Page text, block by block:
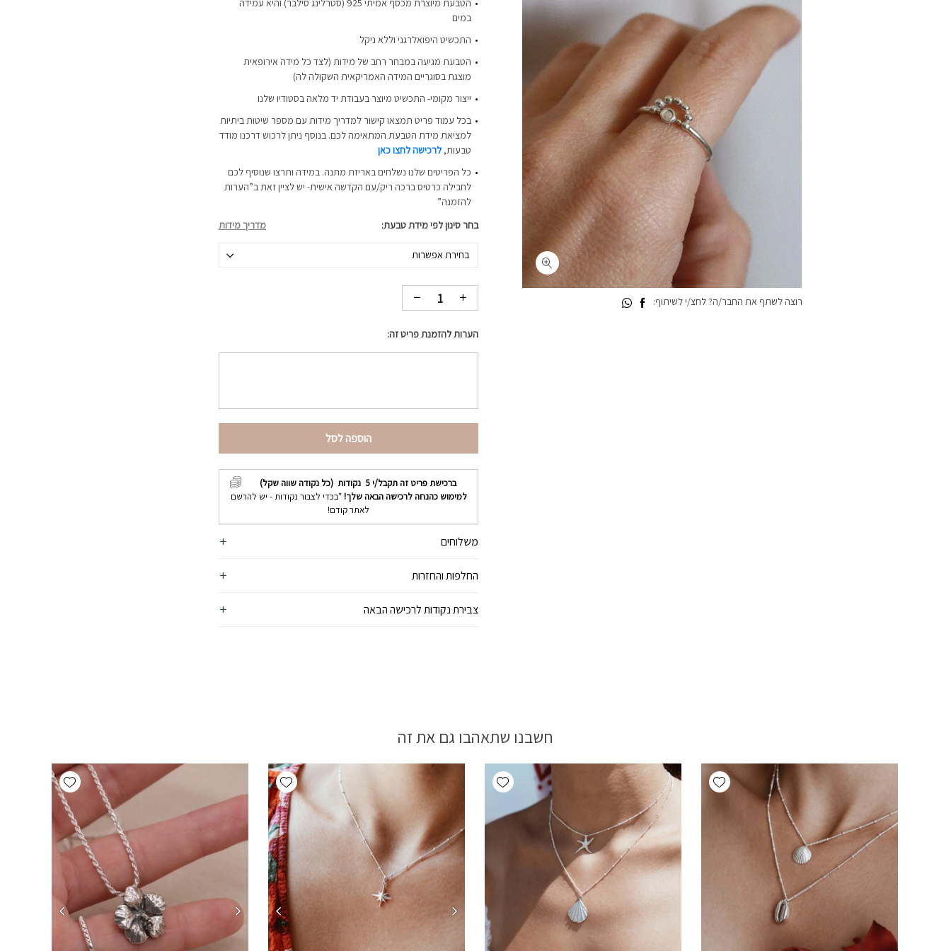
הטבעת מיוצרת מכסף אמיתי 925 (סטרלינג סילבר) והיא עמידה
במים
התכשיט היפואלרגני וללא ניקל
הטבעת מגיעה במבחר רחב של מידות (לצד כל מידה אירופאית
מוצגת בסוגריים המידה האמריקאית השקולה לה)
ייצור מקומי- התכשיט מיוצר בעבודת יד מלאה בסטודיו שלנו
בכל עמוד פריט תמצאו קישור למדריך מידות עם מספר שיטות ביתיות
למציאת מידת הטבעת המתאימה לכם. בנוסף ניתן לרכוש דרכנו מודד
טבעות,לרכישה לחצו כאן
כל הפריטים שלנו נשלחים באריזת מתנה. במידה ותרצו שנוסיף לכם
לחבילה כרטיס ברכה ריק/עם הקדשה אישית- יש לציין זאת ב”הערות
להזמנה”
בחר סינון לפי מידת טבעת
מדריך מידות
בחירת אפשרות
הערות להזמנת פריט זה:
הוספה לסל
ברכישת פריט זה תקבל/י5 נקודות (כל נקודה שווה שקל)
למימוש כהנחה לרכישה הבאה שלך! *בכדי לצבור נקודות - יש להרשם
לאתר קודם!
משלוחים
החלפות והחזרות
צבירת נקודות לרכישה הבאה
רוצה לשתף את החבר/ה? לחצ/י לשיתוף:
חשבנו שתאהבו גם את זה
Add wishlist
Add wishlist
Add wishlist
Add wishlist